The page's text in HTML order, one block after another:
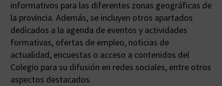
informativos para las diferentes zonas geográficas de
la provincia. Además, se incluyen otros apartados
dedicados a la agenda de eventos y actividades
formativas, ofertas de empleo, noticias de
actualidad, encuestas o acceso a contenidos del
Colegio para su difusión en redes sociales, entre otros
aspectos destacados.